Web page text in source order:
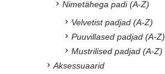
Nimetähega padi (A-Z)
Velvetist padjad (A-Z)
Puuvillased padjad (A-Z)
Mustrilised padjad (A-Z)
Aksessuaarid